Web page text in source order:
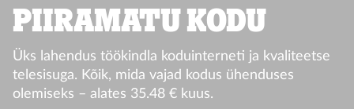
PIIRAMATU KODU
Üks lahendus töökindla koduinterneti ja kvaliteetse
telesisuga. Kõik, mida vajad kodus ühenduses
olemiseks – alates 35.48 € kuus.